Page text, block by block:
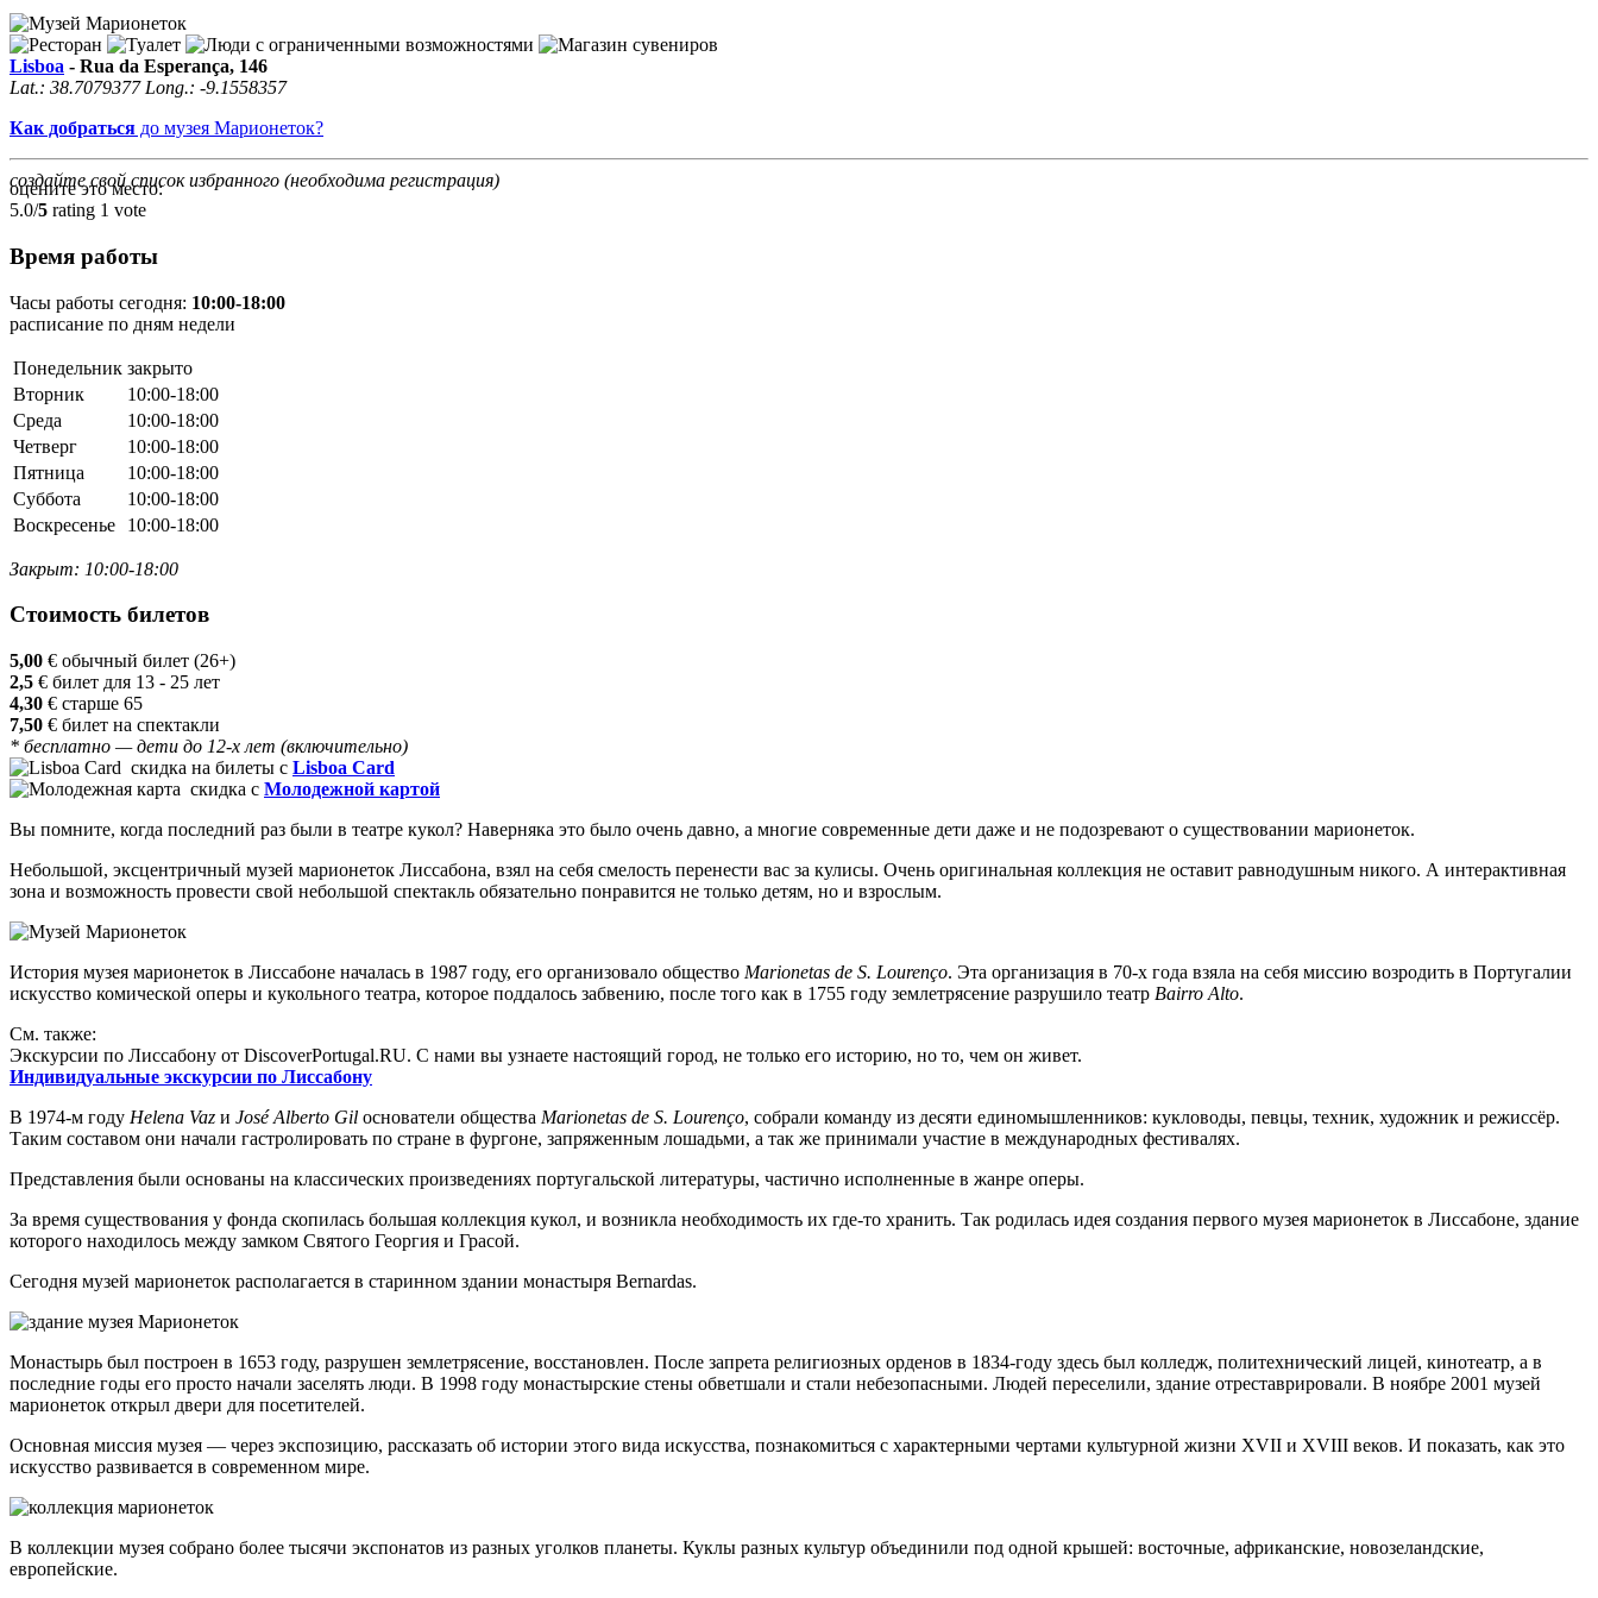
Lisboa - Rua da Esperança, 146
Lat.: 38.7079377 Long.: -9.1558357
Как добраться до музея Марионеток?
создайте свой список избранного (необходима регистрация)
оцените это место:
5.0/5 rating 1 vote
Время работы
Часы работы сегодня: 10:00-18:00
расписание по дням недели
Понедельник закрыто
Вторник
10:00-18:00
Среда
10:00-18:00
Четверг
10:00-18:00
Пятница
10:00-18:00
Суббота
10:00-18:00
Воскресенье
10:00-18:00
Закрыт: 10:00-18:00
Стоимость билетов
5,00 € обычный билет (26+)
2,5 € билет для 13 - 25 лет
4,30 € старше 65
7,50 € билет на спектакли
* бесплатно — дети до 12-х лет (включительно)
скидка на билеты с Lisboa Card
скидка с Молодежной картой
Вы помните, когда последний раз были в театре кукол? Наверняка это было очень давно, а многие современные дети даже и не подозревают о существовании марионеток.
Небольшой, эксцентричный музей марионеток Лиссабона, взял на себя смелость перенести вас за кулисы. Очень оригинальная коллекция не оставит равнодушным никого. А интерактивная
зона и возможность провести свой небольшой спектакль обязательно понравится не только детям, но и взрослым.
История музея марионеток в Лиссабоне началась в 1987 году, его организовало общество Marionetas de S. Lourenço. Эта организация в 70-х года взяла на себя миссию возродить в Португалии
искусство комической оперы и кукольного театра, которое поддалось забвению, после того как в 1755 году землетрясение разрушило театр Bairro Alto.
См. также:
Экскурсии по Лиссабону от DiscoverPortugal.RU. С нами вы узнаете настоящий город, не только его историю, но то, чем он живет.
Индивидуальные экскурсии по Лиссабону
В 1974-м году Helena Vaz и José Alberto Gil основатели общества Marionetas de S. Lourenço, собрали команду из десяти единомышленников: кукловоды, певцы, техник, художник и режиссёр.
Таким составом они начали гастролировать по стране в фургоне, запряженным лошадьми, а так же принимали участие в международных фестивалях.
Представления были основаны на классических произведениях португальской литературы, частично исполненные в жанре оперы.
За время существования у фонда скопилась большая коллекция кукол, и возникла необходимость их где-то хранить. Так родилась идея создания первого музея марионеток в Лиссабоне, здание
которого находилось между замком Святого Георгия и Грасой.
Сегодня музей марионеток располагается в старинном здании монастыря Bernardas.
Монастырь был построен в 1653 году, разрушен землетрясение, восстановлен. После запрета религиозных орденов в 1834-году здесь был колледж, политехнический лицей, кинотеатр, а в
последние годы его просто начали заселять люди. В 1998 году монастырские стены обветшали и стали небезопасными. Людей переселили, здание отреставрировали. В ноябре 2001 музей
марионеток открыл двери для посетителей.
Основная миссия музея — через экспозицию, рассказать об истории этого вида искусства, познакомиться с характерными чертами культурной жизни XVII и XVIII веков. И показать, как это
искусство развивается в современном мире.
В коллекции музея собрано более тысячи экспонатов из разных уголков планеты. Куклы разных культур объединили под одной крышей: восточные, африканские, новозеландские,
европейские.